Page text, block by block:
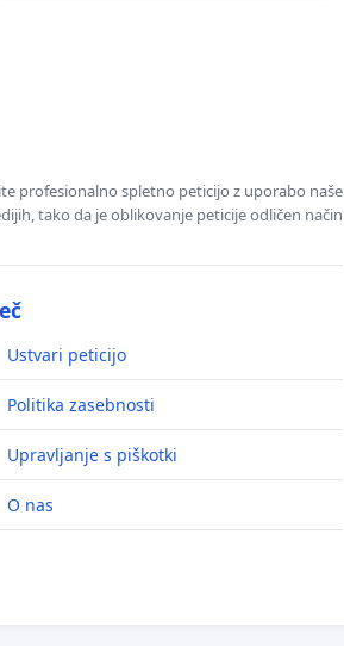
profesionalno spletno peticijo z uporabo naše
tako da je oblikovanje peticije odličen način
Ustvari peticijo
Politika zasebnosti
Upravljanje s piškotki
O nas